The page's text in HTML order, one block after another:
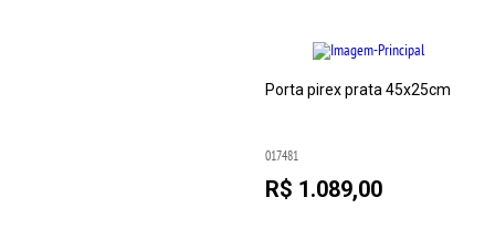
Porta pirex prata 45x25cm
017481
R$ 1.089,00